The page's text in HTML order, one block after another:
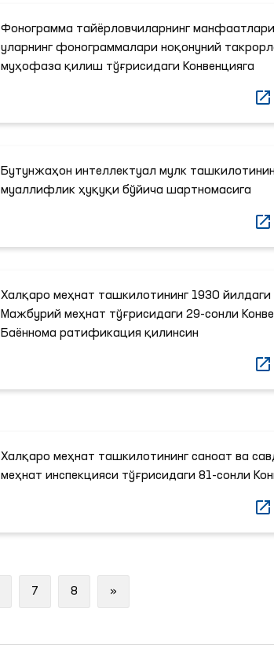
Фонограмма тайёрловчиларнинг
уларнинг фонограммалари ноқонуний
муҳофаза қилиш тўғрисидаги Конвенцияга
Бутунжаҳон интеллектуал мулк
муаллифлик ҳуқуқи бўйича шартномасига
Халқаро меҳнат ташкилотининг 1930 йилдаги
Мажбурий меҳнат тўғрисидаги 29-сонли
Баённома ратификация қилинсин
Халқаро меҳнат ташкилотининг саноат ва
меҳнат инспекцияси тўғрисидаги 81-сонли
7 8 »Next